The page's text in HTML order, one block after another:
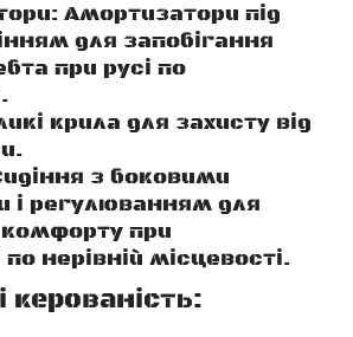
Амортизатори під
для запобігання
при русі по
крила для захисту від
з боковими
і регулюванням для
при
нерівній місцевості.
керованість: